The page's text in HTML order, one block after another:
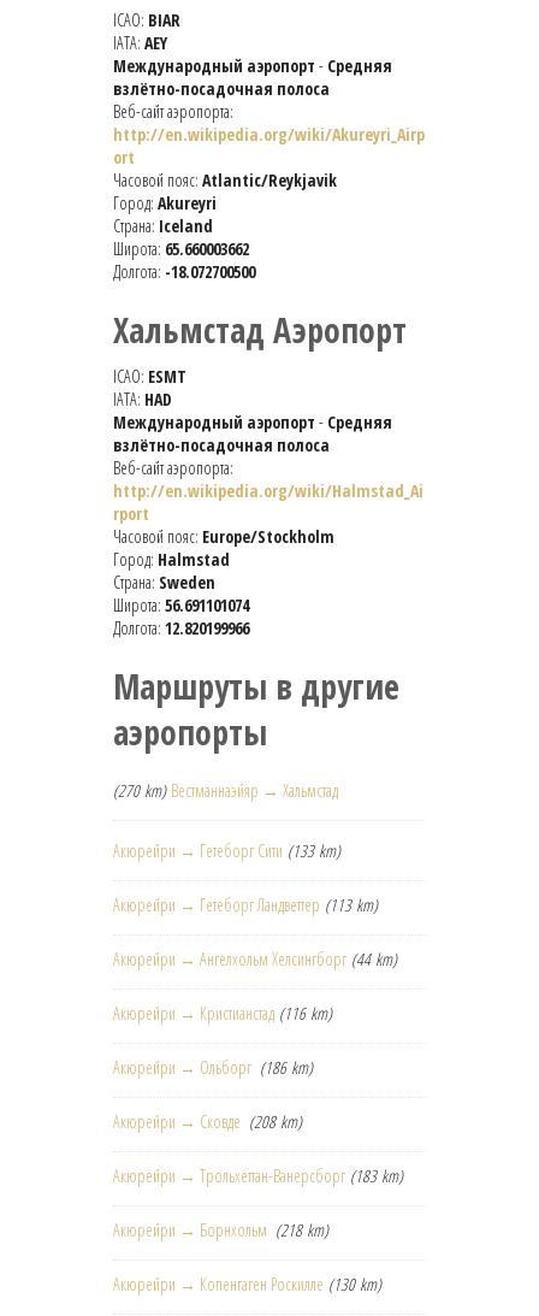
ICAO: BIAR
IATA: AEY
Международный аэропорт - Средняя
взлётно-посадочная полоса
Веб-сайт аэропорта:
http://en.wikipedia.org/wiki/Akureyri_Airp
ort
Часовой пояс: Atlantic/Reykjavik
Город: Akureyri
Страна: Iceland
Широта: 65.660003662
Долгота: -18.072700500
Хальмстад Аэропорт
ICAO: ESMT
IATA: HAD
Международный аэропорт - Средняя
взлётно-посадочная полоса
Веб-сайт аэропорта:
http://en.wikipedia.org/wiki/Halmstad_Ai
rport
Часовой пояс: Europe/Stockholm
Город: Halmstad
Страна: Sweden
Широта: 56.691101074
Долгота: 12.820199966
Маршруты в другие
аэропорты
(270 km) Вестманнаэйяр → Хальмстад
Акюрейри → Гетеборг Сити (133 km)
Акюрейри → Гетеборг Ландветтер (113 km)
Акюрейри → Ангелхольм Хелсингборг (44 km)
Акюрейри → Кристианстад (116 km)
Акюрейри → Ольборг (186 km)
Акюрейри → Сковде (208 km)
Акюрейри → Трольхеттан-Ванерсборг (183 km)
Акюрейри → Борнхольм (218 km)
Акюрейри → Копенгаген Роскилле (130 km)